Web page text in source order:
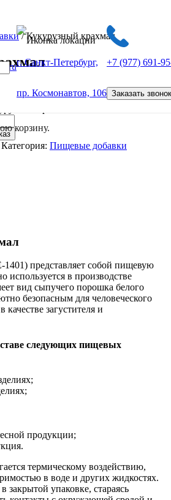
г. Санкт-Петербург,
пр. Космонавтов, 106
+7 (977) 691-
Заказать звонок
корзину.
/ Кукурузный крахмал
Категория: Пищевые добавки
представляет собой пищевую
используется в производстве
вид сыпучего порошка белого
безопасным для человеческого
качестве загустителя и
следующих пищевых
продукции;
термическому воздействию,
в воде и других жидкостях.
закрытой упаковке, стараясь